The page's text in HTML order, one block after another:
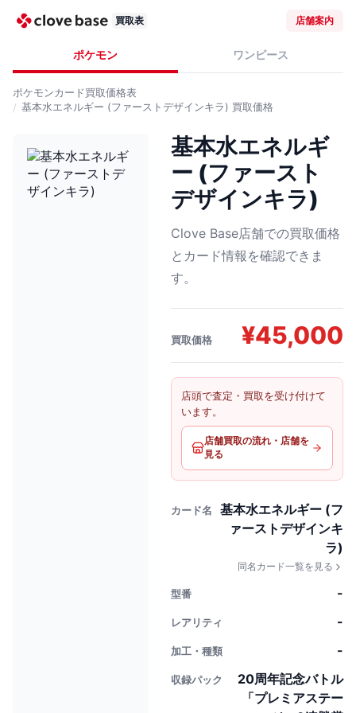
買取表 店舗案内
ポケモン ワンピース
ポケモンカード買取価格表
基本水エネルギー (ファーストデザインキラ) 買取価格
基本水エネルギ
ー (ファースト
デザインキラ)
Clove Base店舗での買取価格
とカード情報を確認できま
す。
買取価格 ¥45,000
店頭で査定・買取を受け付けて
います。
店舗買取の流れ・店舗を
見る
カード名
基本水エネルギー (フ
ァーストデザインキ
ラ)
同名カード一覧を見る
型番 -
レアリティ -
加工・種類 -
収録パック
20周年記念バトル
「プレミアステー